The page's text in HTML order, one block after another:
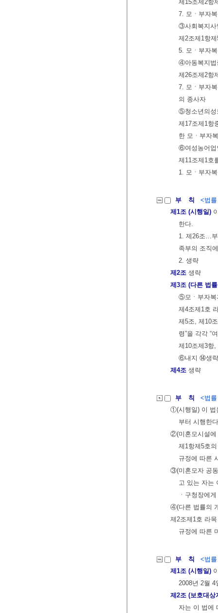
제15조제2항
7. 모ㆍ부자
③사회복지사
제2조제1항
5. 모ㆍ부자
④아동복지법
제26조제2항
7. 모ㆍ부자
의 종사자
⑤청소년의성
제17조제1항
한 모ㆍ부자
⑥여성농어업
제11조제1호
1. 모ㆍ부자
부 칙
<법
제1조 (시행일)
한다.
1. 제26조…
족부의 조직
2. 생략
제2조 생략
제3조 (다른 법
⑤모ㆍ부자복
제4조제1호
제5조, 제10
령”을 각각 “
제10조제3항,
⑥내지 ⑭생략
제4조 생략
부 칙
<법
①(시행일) 이 법
부터 시행한
②(미혼모시설에
제1항제5호
규정에 따른
③(미혼모자 공
고 있는 자는
ㆍ구청장에
④(다른 법률의
제2조제1호 라
규정에 따른
부 칙
<법
제1조 (시행일)
2008년 2월
제2조 (보호대상
자는 이 법에